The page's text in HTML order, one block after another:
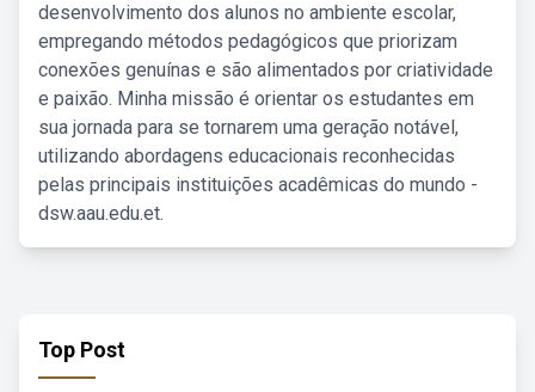
desenvolvimento dos alunos no ambiente escolar,
empregando métodos pedagógicos que priorizam
conexões genuínas e são alimentados por criatividade
e paixão. Minha missão é orientar os estudantes em
sua jornada para se tornarem uma geração notável,
utilizando abordagens educacionais reconhecidas
pelas principais instituições acadêmicas do mundo -
dsw.aau.edu.et.
Top Post